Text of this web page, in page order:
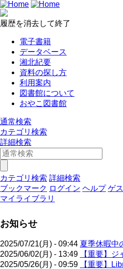
履歴を消去して終了
電子書籍
データベース
湘北紀要
資料の探し方
利用案内
図書館について
おやこ図書館
通常検索
カテゴリ検索
詳細検索
カテゴリ検索 詳細検索
ブックマーク ログイン ヘルプ ゲ
マイライブラリ
お知らせ
2025/07/21(月) - 09:44 夏季休暇中
2025/06/02(月) - 13:49
【重要】
2025/05/26(月) - 09:59
【重要】